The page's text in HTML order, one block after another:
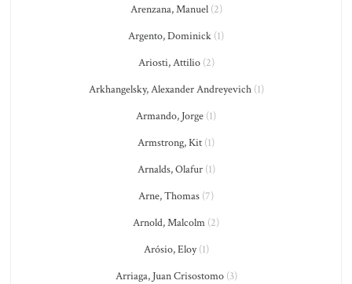
Arenzana, Manuel(2)
Argento, Dominick (1)
Ariosti, Attilio(2)
Arkhangelsky, Alexander Andreyevich(1)
Armando, Jorge (1)
Armstrong, Kit (1)
Arnalds, Olafur(1)
Arne, Thomas (7)
Arnold, Malcolm (2)
Arósio, Eloy(1)
Arriaga, Juan Crisostomo(3)